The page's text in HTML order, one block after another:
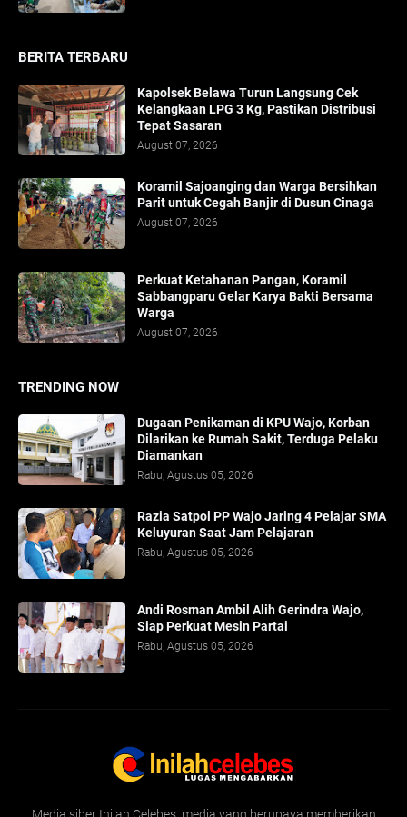
BERITA TERBARU
Kapolsek Belawa Turun Langsung Cek
Kelangkaan LPG 3 Kg, Pastikan Distribusi
Tepat Sasaran
August 07, 2026
Koramil Sajoanging dan Warga Bersihkan
Parit untuk Cegah Banjir di Dusun Cinaga
August 07, 2026
Perkuat Ketahanan Pangan, Koramil
Sabbangparu Gelar Karya Bakti Bersama
Warga
August 07, 2026
TRENDING NOW
Dugaan Penikaman di KPU Wajo, Korban
Dilarikan ke Rumah Sakit, Terduga Pelaku
Diamankan
Rabu, Agustus 05, 2026
Razia Satpol PP Wajo Jaring 4 Pelajar SMA
Keluyuran Saat Jam Pelajaran
Rabu, Agustus 05, 2026
Andi Rosman Ambil Alih Gerindra Wajo,
Siap Perkuat Mesin Partai
Rabu, Agustus 05, 2026